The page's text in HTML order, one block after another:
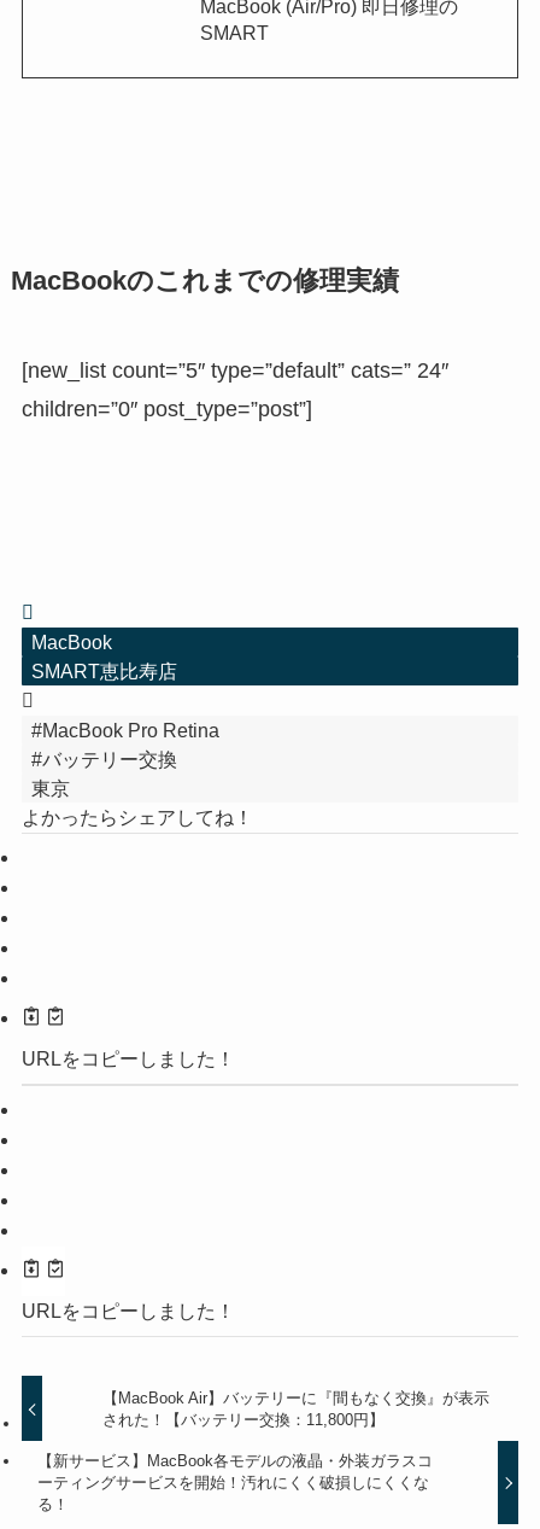
MacBook (Air/Pro) 即日修理の
SMART
MacBookのこれまでの修理実績
[new_list count=”5″ type=”default” cats=” 24″
children=”0″ post_type=”post”]
MacBook
SMART恵比寿店
#MacBook Pro Retina
#バッテリー交換
東京
よかったらシェアしてね！
URLをコピーしました！
URLをコピーしました！
【MacBook Air】バッテリーに『間もなく交換』が表示
された！【バッテリー交換：11,800円】
【新サービス】MacBook各モデルの液晶・外装ガラスコ
ーティングサービスを開始！汚れにくく破損しにくくな
る！